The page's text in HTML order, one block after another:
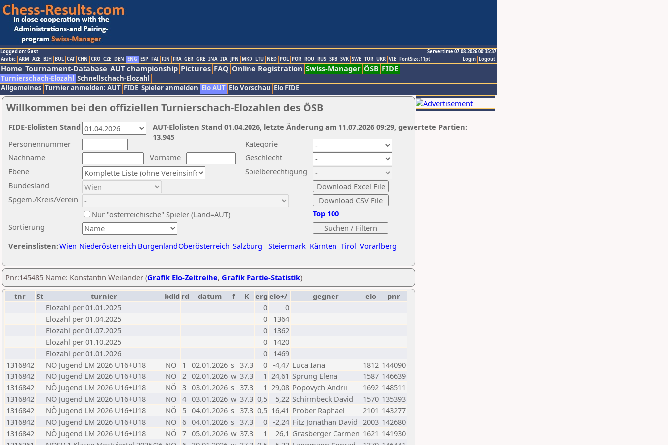
Logged on: Gast
Servertime 07.08.2026 00:35:37
Logout
Login
Arabic ARM AZE BIH BUL CAT CHN CRO CZE DEN ENG ESP FAI FIN FRA GER GRE INA ITA JPN MKD LTU NED POL POR ROU RUS SRB SVK SWE TUR UKR VIE FontSize:11pt
Home Tournament-Database AUT championship Pictures FAQ Online Registration Swiss-Manager ÖSB FIDE
Turnierschach-Elozahl Schnellschach-Elozahl
Allgemeines Turnier anmelden: AUT FIDE Spieler anmelden Elo AUT Elo Vorschau Elo FIDE
Willkommen bei den offiziellen Turnierschach-Elozahlen des ÖSB
Nachname
Vorname
Ebene
Kategorie
Sortierung
Personennummer
Bundesland
Spgem./Kreis/Verein
Geschlecht
Nur "österreichische" Spieler (Land=AUT)
Spielberechtigung
Vereinslisten:Wien Niederösterreich BurgenlandOberösterreich Salzburg Steiermark Kärnten Tirol Vorarlberg
Top 100
AUT-Elolisten Stand 01.04.2026, letzte Änderung am 11.07.2026 09:29, gewertete Partien:
13.945
FIDE-Elolisten Stand
Pnr:145485 Name: Konstantin Weiländer (Grafik Elo-Zeitreihe, Grafik Partie-Statistik)
tnr
St turnier bdld rd datum f K erg elo+/- gegner elo
pnr
Elozahl per 01.01.2025
0
0
Elozahl per 01.04.2025
0
1364
Elozahl per 01.07.2025
0
1362
Elozahl per 01.10.2025
0
1420
Elozahl per 01.01.2026
0
1469
1316842
NÖ Jugend LM 2026 U16+U18 NÖ 1 02.01.2026 s 37.3 0 -4,47 Luca Iana 1812 144090
1316842
NÖ Jugend LM 2026 U16+U18 NÖ 2 02.01.2026 w 37.3 1 24,61 Sprung Elena 1587 146639
1316842
NÖ Jugend LM 2026 U16+U18 NÖ 3 03.01.2026 s 37.3 1 29,08 Popovych Andrii 1692 148511
1316842
NÖ Jugend LM 2026 U16+U18 NÖ 4 03.01.2026 w 37.3 0,5 5,22 Schirmbeck David 1570 135393
1316842
NÖ Jugend LM 2026 U16+U18 NÖ 5 04.01.2026 s 37.3 0,5 16,41 Prober Raphael 2101 143277
1316842
NÖ Jugend LM 2026 U16+U18 NÖ 6 04.01.2026 s 37.3 0 -2,24 Fitz Jonathan David 2003 142680
1316842
NÖ Jugend LM 2026 U16+U18 NÖ 7 05.01.2026 w 37.3 1 26,1 Grasberger Carmen 1621 141930